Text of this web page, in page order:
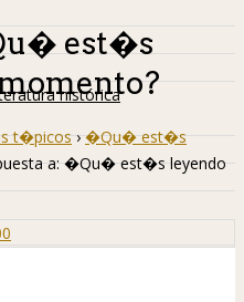
histórica
est�s
t�picos › �Qu� est�s
a: �Qu� est�s leyendo